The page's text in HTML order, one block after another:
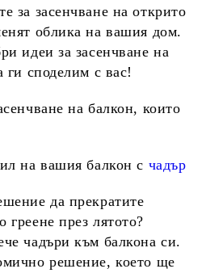
за засенчване на открито
облика на вашия дом.
идеи за засенчване на
ги споделим с вас!
на балкон, които
на вашия балкон с чадър
да прекратите
греене през лятото?
чадъри към балкона си.
решение, което ще